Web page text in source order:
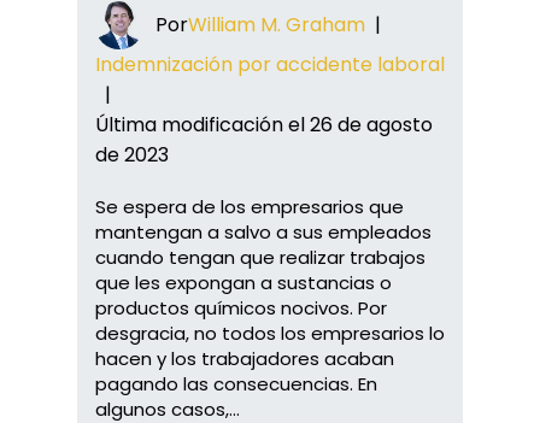
PorWilliam M. Graham |
Indemnización por accidente laboral
|
Última modificación el 26 de agosto
de 2023
Se espera de los empresarios que
mantengan a salvo a sus empleados
cuando tengan que realizar trabajos
que les expongan a sustancias o
productos químicos nocivos. Por
desgracia, no todos los empresarios lo
hacen y los trabajadores acaban
pagando las consecuencias. En
algunos casos,...